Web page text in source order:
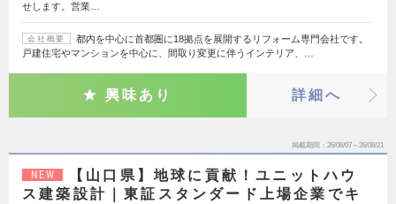
せします。営業…
会社概要
都内を中心に首都圏に18拠点を展開するリフォーム専門会社です。
戸建住宅やマンションを中心に、間取り変更に伴うインテリア、…
興味あり 詳細へ
掲載期間 26/08/07～26/08/21
NEW
【山口県】地球に貢献！ユニットハウ
ス建築設計｜東証スタンダード上場企業でキ